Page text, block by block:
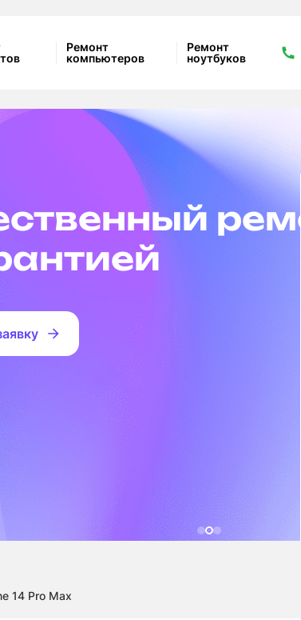
Ремонт
компьютеров
Ремонт
ноутбуков
14 Pro Max